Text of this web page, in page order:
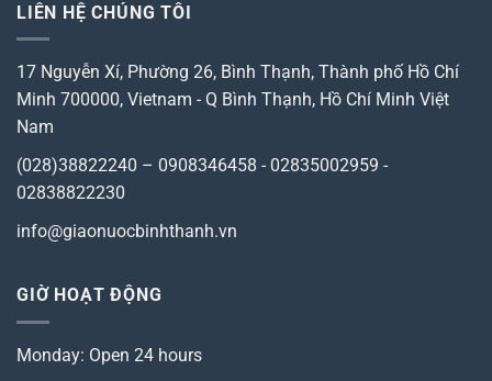
LIÊN HỆ CHÚNG TÔI
17 Nguyễn Xí, Phường 26, Bình Thạnh, Thành phố Hồ Chí
Minh 700000, Vietnam - Q Bình Thạnh, Hồ Chí Minh Việt
Nam
(028)38822240 – 0908346458 - 02835002959 -
02838822230
info@giaonuocbinhthanh.vn
GIỜ HOẠT ĐỘNG
Monday: Open 24 hours